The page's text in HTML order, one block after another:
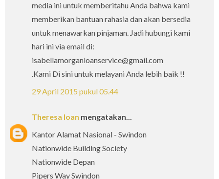
media ini untuk memberitahu Anda bahwa kami
memberikan bantuan rahasia dan akan bersedia
untuk menawarkan pinjaman. Jadi hubungi kami
hari ini via email di:
isabellamorganloanservice@gmail.com
.Kami Di sini untuk melayani Anda lebih baik !!
29 April 2015 pukul 05.44
Theresa loan mengatakan...
Kantor Alamat Nasional - Swindon
Nationwide Building Society
Nationwide Depan
Pipers Way Swindon